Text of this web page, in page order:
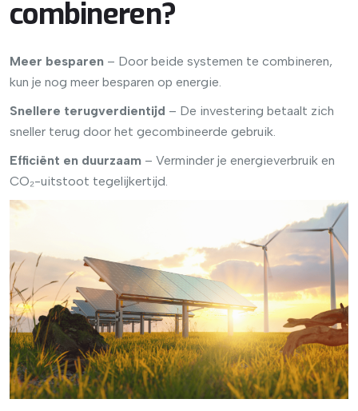
combineren?
Meer besparen – Door beide systemen te combineren,
kun je nog meer besparen op energie.
Snellere terugverdientijd – De investering betaalt zich
sneller terug door het gecombineerde gebruik.
Efficiënt en duurzaam – Verminder je energieverbruik en
CO₂-uitstoot tegelijkertijd.